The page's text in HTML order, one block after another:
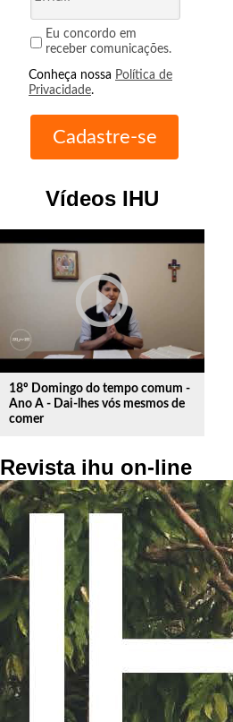
Eu concordo em
receber comunicações.
Conheça nossa Política de
Privacidade.
Vídeos IHU
play_circle_outline
18º Domingo do tempo comum -
Ano A - Dai-lhes vós mesmos de
comer
Revista ihu on-line